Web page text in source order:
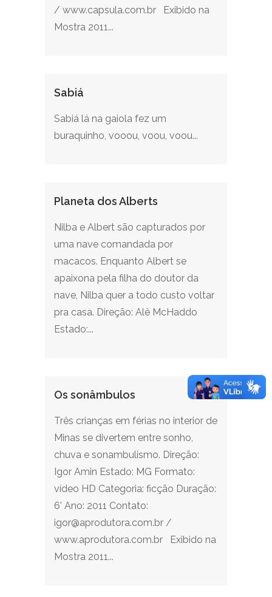
/ www.capsula.com.br Exibido na
Mostra 2011...
Sabiá
Sabiá lá na gaiola fez um
buraquinho, vooou, voou, voou...
Planeta dos Alberts
Nilba e Albert são capturados por
uma nave comandada por
macacos. Enquanto Albert se
apaixona pela filha do doutor da
nave, Nilba quer a todo custo voltar
pra casa. Direção: Alê McHaddo
Estado:...
Os sonâmbulos
Três crianças em férias no interior de
Minas se divertem entre sonho,
chuva e sonambulismo. Direção:
Igor Amin Estado: MG Formato:
vídeo HD Categoria: ficção Duração:
6' Ano: 2011 Contato:
igor@aprodutora.com.br /
www.aprodutora.com.br Exibido na
Mostra 2011...